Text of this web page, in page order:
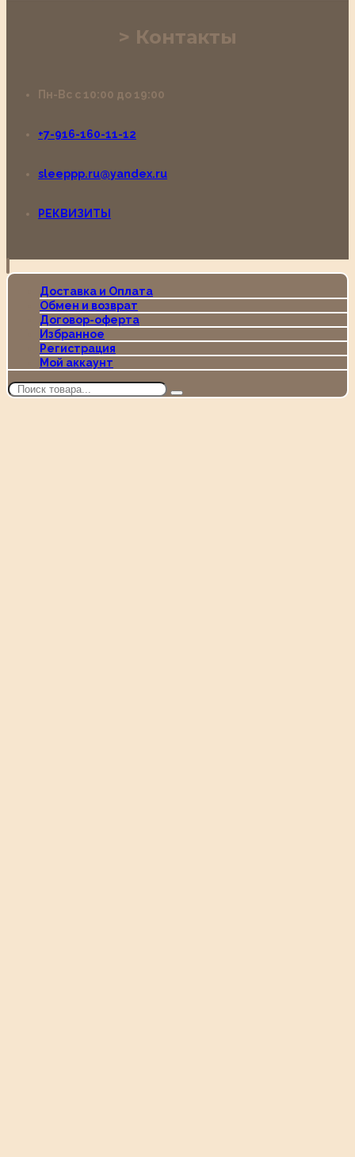
Контакты
Пн-Вс с 10:00 до 19:00
+7-916-160-11-12
sleeppp.ru@yandex.ru
РЕКВИЗИТЫ
Доставка и Оплата
Обмен и возврат
Договор-оферта
Избранное
Регистрация
Мой аккаунт